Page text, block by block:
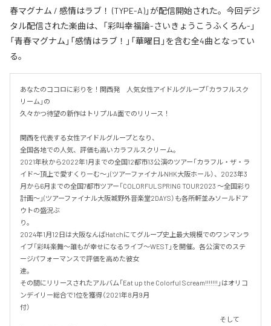
春マグナム / 感情はラブ！ (TYPE-A)」が配信開始された。今回デジ
タル配信された楽曲は、「彩叫幸福論-さいきょうこうふくろん-」
「青春マグナム」「感情はラブ！」「華曜日」を含む全4曲となってい
る。
あなたのココロに彩りを！関西発　人気女性アイドルグループ「カラフルスク
リーム」の
久々かつ待望の新作はトリプルA面でのリリース！
関西を代表する女性アイドルグループとなり、
全国各地での人気、評価も高いカラフルスクリーム。
2021年秋から2022年1月までの全国12都市13公演のツアー「カラフル・ザ・ラ
イド～頂上で愛すくりーむ～」(ツアーファイナルNHK大阪ホール）、2023年3
月から6月までの全国7都市ツアー「COLORFUL SPRING TOUR2023 〜全国彩り
計画〜」(ツアーファイナル大阪城野外音楽堂2DAYS）も各所軒並みソールドア
ウトの盛況ぶ
り
2024年1月12日は大阪なんばHatchにてグループ史上最大規模でのワンマンラ
イブ「彩叫楽舞〜誰もが幸せになるライブ〜WEST」を開催。各公演でのステ
ージパフォーマンスで評価を高めた彼女
達
その間にリリースされたアルバム「Eat up the Colorful Scream!!!!!!!」はオリコ
ンデイリー総合で1位を獲得（2021年8月9月
付
そして